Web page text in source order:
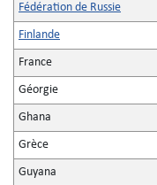
Fédération de Russie
Finlande
France
Géorgie
Ghana
Grèce
Guyana